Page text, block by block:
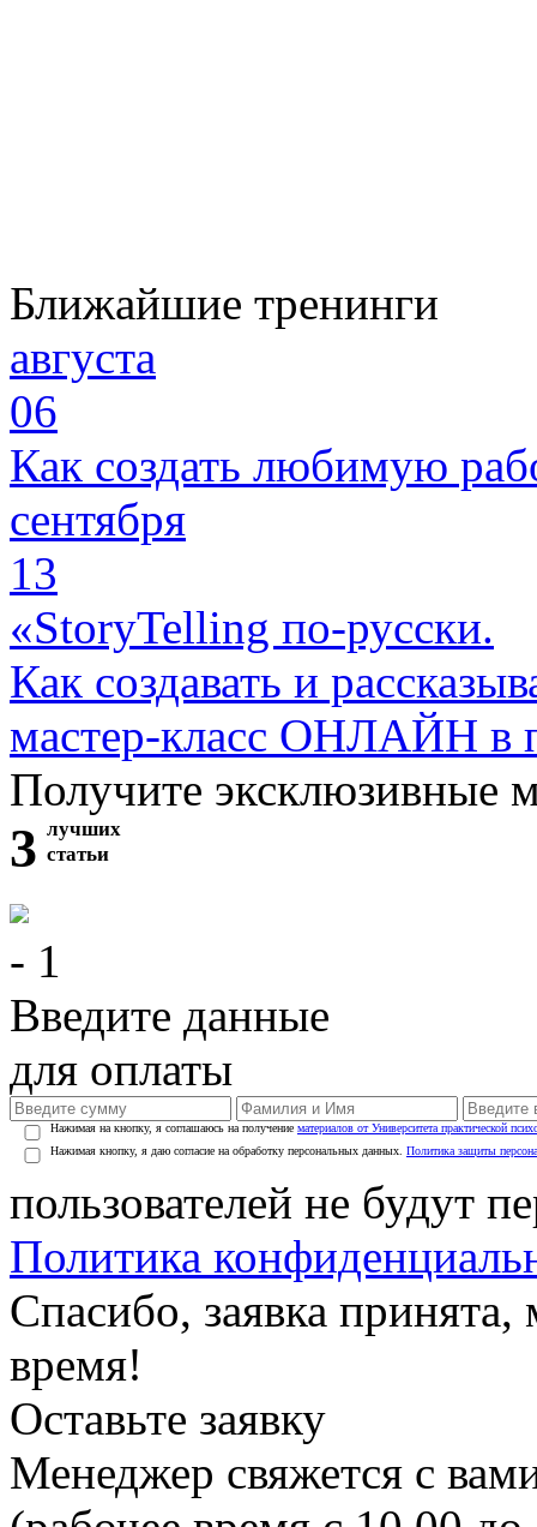
Ближайшие тренинги
августа
06
Как создать любимую
сентября
13
«StoryTelling по-русски.
Как создавать и
мастер-класс ОНЛАЙН в
Получите эксклюзивные
3 лучших
статьи
- 1
Введите данные
для оплаты
Нажимая на кнопку, я соглашаюсь на получение материалов от Университета практической
Нажимая кнопку, я даю согласие на обработку персональных данных. Политика защиты
пользователей не будут
Политика
Спасибо, заявка
время!
Оставьте заявку
Менеджер свяжется с